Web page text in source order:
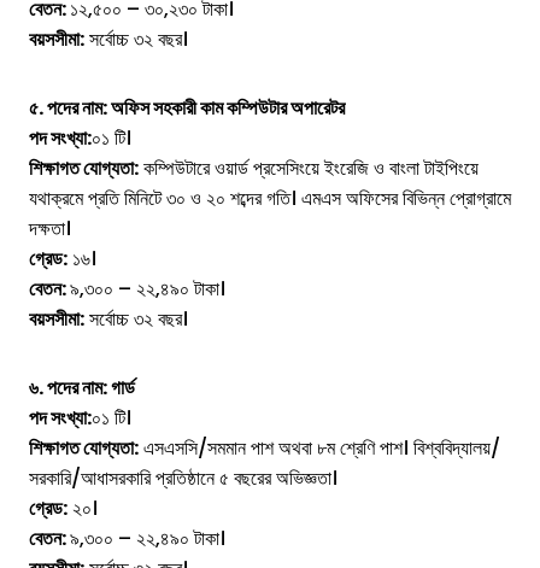
বেতন:১২,৫০০ – ৩০,২৩০ টাকা।
বয়সসীমা:সর্বোচ্চ ৩২ বছর।
৫. পদের নাম: অফিস সহকারী কাম কম্পিউটার অপারেটর
পদ সংখ্যা:০১ টি।
শিক্ষাগত যোগ্যতা:কম্পিউটারে ওয়ার্ড প্রসেসিংয়ে ইংরেজি ও বাংলা টাইপিংয়ে
যথাক্রমে প্রতি মিনিটে ৩০ ও ২০ শব্দের গতি। এমএস অফিসের বিভিন্ন প্রোগ্রামে
দক্ষতা।
গ্রেড: ১৬।
বেতন:৯,৩০০ – ২২,৪৯০ টাকা।
বয়সসীমা:সর্বোচ্চ ৩২ বছর।
৬. পদের নাম: গার্ড
পদ সংখ্যা:০১ টি।
শিক্ষাগত যোগ্যতা:এসএসসি/সমমান পাশ অথবা ৮ম শ্রেণি পাশ। বিশ্ববিদ্যালয়/
সরকারি/আধাসরকারি প্রতিষ্ঠানে ৫ বছরের অভিজ্ঞতা।
গ্রেড: ২০।
বেতন:৯,৩০০ – ২২,৪৯০ টাকা।